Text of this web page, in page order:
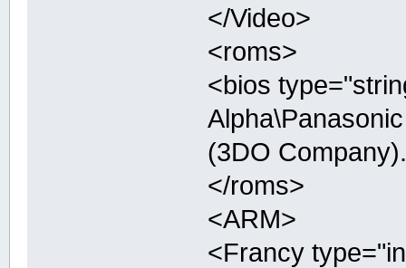
</Video>
<roms>
<bios
(3DO
</roms>
<ARM>
<Francy